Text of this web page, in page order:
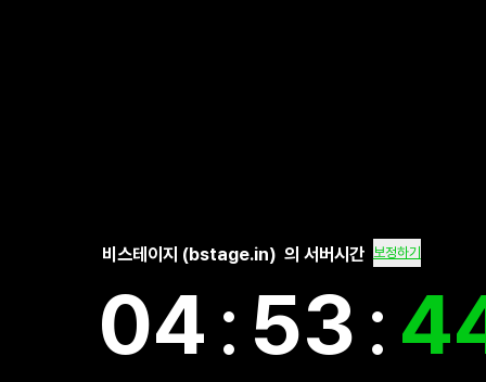
비스테이지 (bstage.in) 의 서버시간 보정하기
04: 53: